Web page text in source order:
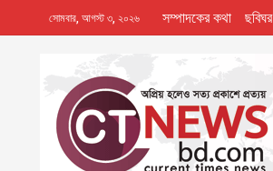
সোমবার, আগস্ট ৩, ২০২৬ সম্পাদকের কথা ছবিঘর